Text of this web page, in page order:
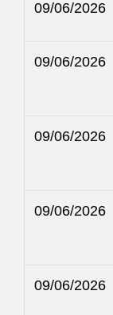
09/06/2026
09/06/2026
09/06/2026
09/06/2026
09/06/2026